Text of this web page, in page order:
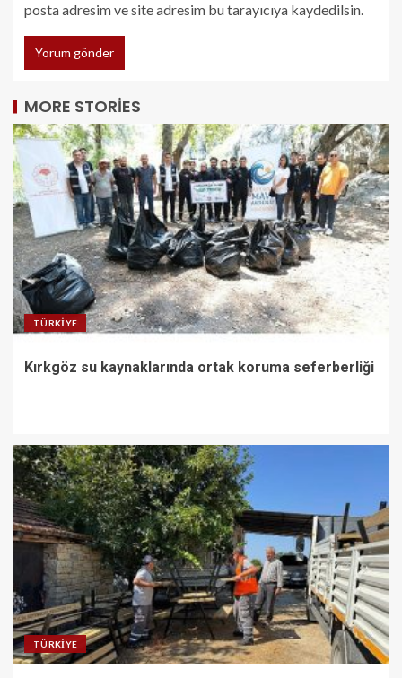
posta adresim ve site adresim bu tarayıcıya kaydedilsin.
MORE STORIES
TÜRKIYE
Kırkgöz su kaynaklarında ortak koruma seferberliği
TÜRKIYE